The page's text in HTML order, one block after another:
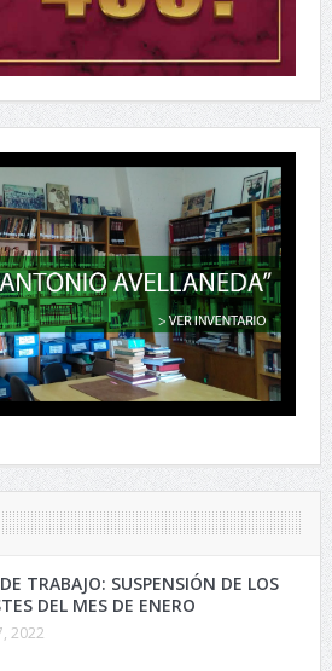
TRABAJO: SUSPENSIÓN DE LOS
DEL MES DE ENERO
2022